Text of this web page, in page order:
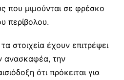
που μιμούνται σε φρέσκο
περίβολου.
στοιχεία έχουν επιτρέψει
ανασκαφέα, την
ότι πρόκειται για